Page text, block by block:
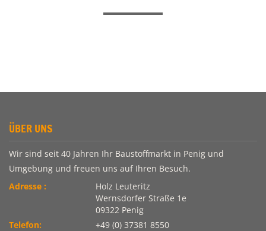
ÜBER UNS
Wir sind seit 40 Jahren Ihr Baustoffmarkt in Penig und
Umgebung und freuen uns auf Ihren Besuch.
Adresse :
Holz Leuteritz
Wernsdorfer Straße 1e
09322 Penig
Telefon:
+49 (0) 37381 8550